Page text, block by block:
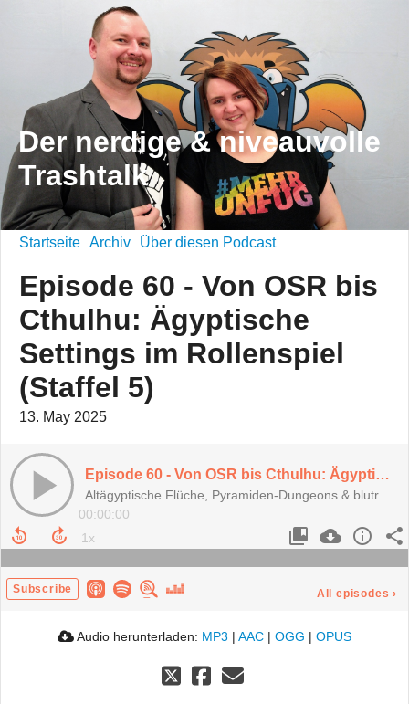
Der nerdige & niveauvolle
Trashtalk
Startseite Archiv Über diesen Podcast
Episode 60 - Von OSR bis
Cthulhu: Ägyptische
Settings im Rollenspiel
(Staffel 5)
13. May 2025
Episode 60 - Von OSR bis Cthulhu: Ägyptische Settings im Rollenspiel (Staffel 5)
00:00:00
Subscribe All episodes ›
Audio herunterladen: MP3 | AAC | OGG | OPUS